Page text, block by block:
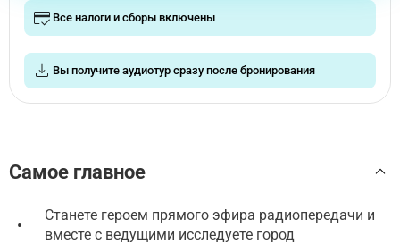
Все налоги и сборы включены
Вы получите аудиотур сразу после бронирования
Самое главное
•
Станете героем прямого эфира радиопередачи и
вместе с ведущими исследуете город